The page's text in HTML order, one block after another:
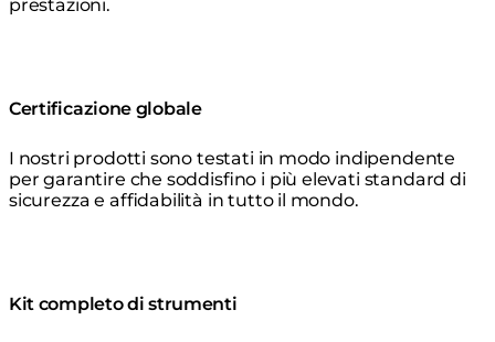
prestazioni.
Certificazione globale
I nostri prodotti sono testati in modo indipendente
per garantire che soddisfino i più elevati standard di
sicurezza e affidabilità in tutto il mondo.
Kit completo di strumenti